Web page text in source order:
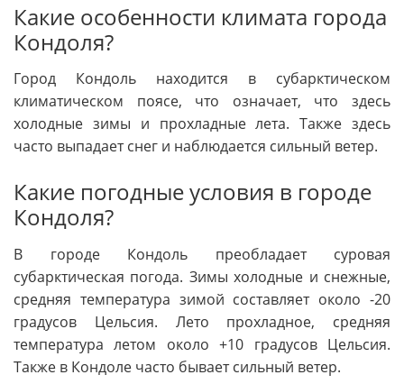
Какие особенности климата города
Кондоля?
Город Кондоль находится в субарктическом
климатическом поясе, что означает, что здесь
холодные зимы и прохладные лета. Также здесь
часто выпадает снег и наблюдается сильный ветер.
Какие погодные условия в городе
Кондоля?
В городе Кондоль преобладает суровая
субарктическая погода. Зимы холодные и снежные,
средняя температура зимой составляет около -20
градусов Цельсия. Лето прохладное, средняя
температура летом около +10 градусов Цельсия.
Также в Кондоле часто бывает сильный ветер.